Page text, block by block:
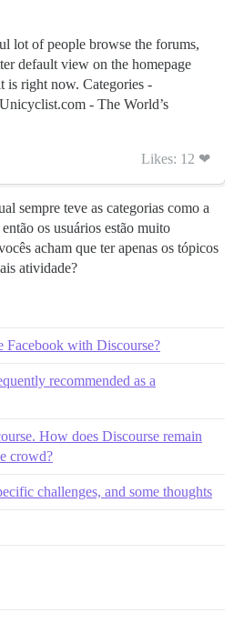
lot of people browse the forums,
default view on the homepage
is right now. Categories -
- The World’s
Likes: 12 ❤
sempre teve as categorias como a
os usuários estão muito
acham que ter apenas os tópicos
atividade?
Facebook with Discourse?
recommended as a
How does Discourse remain
crowd?
challenges, and some thoughts